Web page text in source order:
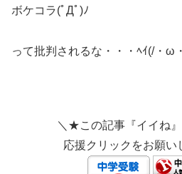
ボケコラ(ﾟДﾟ)ﾉ
って批判されるな・・・ﾍｲ(/・ω
＼★この記事『イイね
応援クリックをお願い